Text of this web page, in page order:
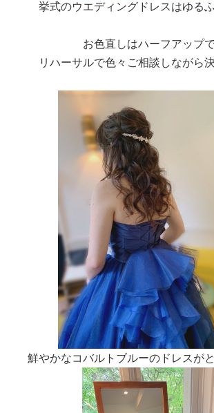
挙式のウエディングドレスはゆる
お色直しはハーフアップ
リハーサルで色々ご相談しながら
鮮やかなコバルトブルーのドレスが